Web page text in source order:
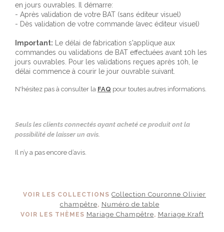
en jours ouvrables. Il démarre:
- Après validation de votre BAT (sans éditeur visuel)
- Dès validation de votre commande (avec éditeur visuel)
Important: Le délai de fabrication s'applique aux
commandes ou validations de BAT effectuées avant 10h les
jours ouvrables. Pour les validations reçues après 10h, le
délai commence à courir le jour ouvrable suivant.
N'hésitez pas à consulter la FAQ pour toutes autres informations.
Seuls les clients connectés ayant acheté ce produit ont la
possibilité de laisser un avis.
Il n’y a pas encore d’avis.
VOIR LES COLLECTIONS Collection Couronne Olivier
champêtre, Numéro de table
VOIR LES THÈMES Mariage Champêtre, Mariage Kraft